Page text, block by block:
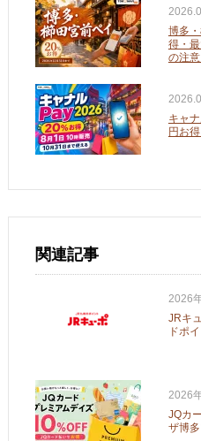
博多
得・
の注
キャ
円お
関連記事
2026
JRキ
ドポ
2026
JQカ
ザ博